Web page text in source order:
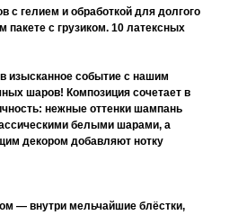
с гелием и обработкой для долгого
пакете с грузиком. 10 латексных
изысканное событие с нашим
шаров! Композиция сочетает в
нежные оттенки шампань
белыми шарами, а
декором добавляют нотку
— внутри мельчайшие блёстки,